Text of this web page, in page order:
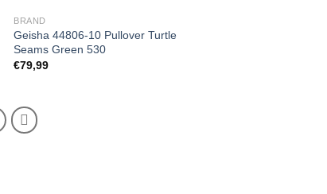
BRAND
Geisha 44806-10 Pullover Turtle
Seams Green 530
€79,99